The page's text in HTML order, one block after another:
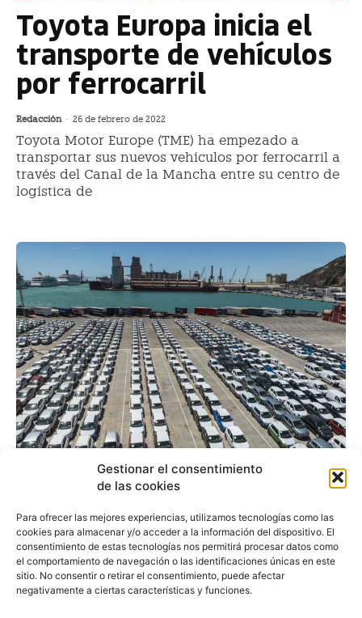
Gestionar el consentimiento
de las cookies
Para ofrecer las mejores experiencias, utilizamos tecnologías como las
cookies para almacenar y/o acceder a la información del dispositivo. El
consentimiento de estas tecnologías nos permitirá procesar datos como
el comportamiento de navegación o las identificaciones únicas en este
sitio. No consentir o retirar el consentimiento, puede afectar
negativamente a ciertas características y funciones.
Toyota Europa inicia el
transporte de vehículos
por ferrocarril
Redacción - 26 de febrero de 2022
Toyota Motor Europe (TME) ha empezado a
transportar sus nuevos vehículos por ferrocarril a
través del Canal de la Mancha entre su centro de
logística de
La logística española
busca alejarse de su
dependencia europea
Redacción - 16 de junio de 2016